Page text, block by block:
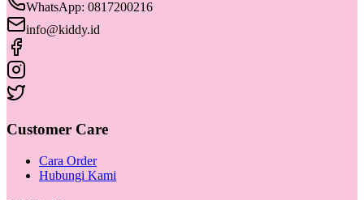
WhatsApp: 0817200216
info@kiddy.id
Customer Care
Cara Order
Hubungi Kami